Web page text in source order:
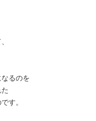
るのを
す。